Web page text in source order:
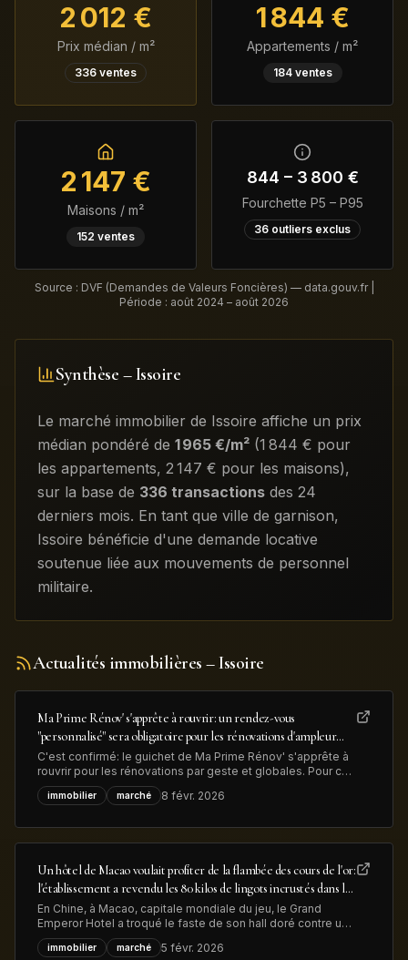
2 012 €
Prix médian / m²
336 ventes
1 844 €
Appartements / m²
184ventes
2 147 €
Maisons / m²
152 ventes
844 – 3 800 €
Fourchette P5 – P95
36 outliers exclus
Source : DVF (Demandes de Valeurs Foncières) — data.gouv.fr |
Période : août 2024 – août 2026
Synthèse –Issoire
Le marché immobilier de Issoire affiche un prix
médian pondéré de 1 965 €/m² (1 844 € pour
les appartements, 2 147 € pour les maisons),
sur la base de 336 transactions des 24
derniers mois. En tant que ville de garnison,
Issoire bénéficie d'une demande locative
soutenue liée aux mouvements de personnel
militaire.
Actualités immobilières – Issoire
Ma Prime Rénov' s'apprête à rouvrir: un rendez-vous
"personnalisé" sera obligatoire pour les rénovations d'ampleur
afin de lutter contre la fraude
C'est confirmé: le guichet de Ma Prime Rénov' s'apprête à
rouvrir pour les rénovations par geste et globales. Pour ces
dernières, "un rendez-vous personnalisé avec un
conseiller France Rénov' sera désormais obligatoire" avant
gouvernement, dans
immobilier marché 8 févr. 2026
Un hôtel de Macao voulait profiter de la flambée des cours de l'or:
l'établissement a revendu les 80 kilos de lingots incrustés dans le
sol de son hall d'entrée pour près de 13 millions de dollars
En Chine, à Macao, capitale mondiale du jeu, le Grand
Emperor Hotel a troqué le faste de son hall doré contre une
confortable plus-value. Les lingots d’or qui ornaient
l'entrée ont été retirés et vendus pour 13 millions de dollars
immobilier marché 5 févr. 2026